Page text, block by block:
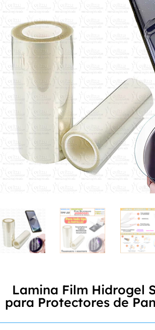
Lamina Film Hidrogel
para Protectores de